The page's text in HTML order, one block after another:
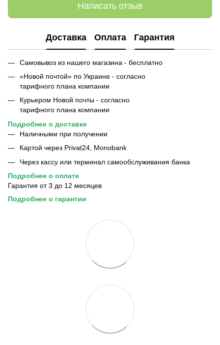
Написать отзыв
Доставка Оплата Гарантия
Самовывоз из нашего магазина - бесплатно
«Новой почтой» по Украине - согласно
тарифного плана компании
Курьером Новой почты - согласно
тарифного плана компании
Подробнее о доставке
Наличными при получении
Картой через Privat24, Monobank
Через кассу или терминал самообслуживания банка
Подробнее о оплате
Гарантия от 3 до 12 месяцев
Подробнее о гарантии